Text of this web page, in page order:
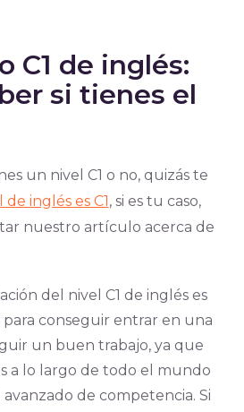
C1 de inglés:
si tienes el
un nivel C1 o no, quizás te
inglés es C1, si es tu caso,
nuestro artículo acerca de
del nivel C1 de inglés es
conseguir entrar en una
un buen trabajo, ya que
a lo largo de todo el mundo
de competencia. Si